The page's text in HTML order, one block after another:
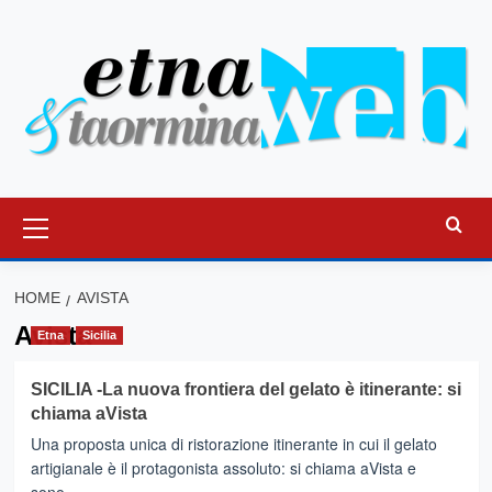
principale
HOME AVISTA
Avista
Etna Sicilia
SICILIA -La nuova frontiera del gelato è itinerante: si
chiama aVista
Una proposta unica di ristorazione itinerante in cui il gelato
artigianale è il protagonista assoluto: si chiama aVista e